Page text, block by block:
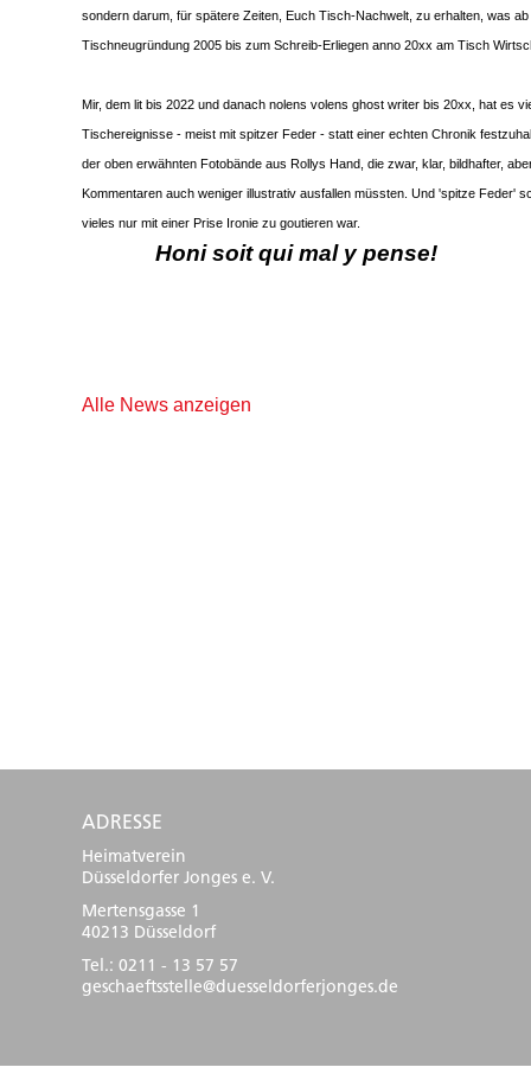
sondern darum, für spätere Zeiten, Euch Tisch-Nachwelt, zu erhalten, was ab
Tischneugründung 2005 bis zum Schreib-Erliegen anno 20xx am Tisch
Mir, dem lit bis 2022 und danach nolens volens ghost writer bis 20xx, hat es
Tischereignisse - meist mit spitzer Feder - statt einer echten Chronik
der oben erwähnten Fotobände aus Rollys Hand, die zwar, klar, bildhafter,
Kommentaren auch weniger illustrativ ausfallen müssten. Und 'spitze Feder'
vieles nur mit einer Prise Ironie zu goutieren war.
Honi soit qui mal y pense!
Alle News anzeigen
ADRESSE
Heimatverein
Düsseldorfer Jonges e. V.
Mertensgasse 1
40213 Düsseldorf
Tel.: 0211 - 13 57 57
geschaeftsstelle@duesseldorferjonges.de